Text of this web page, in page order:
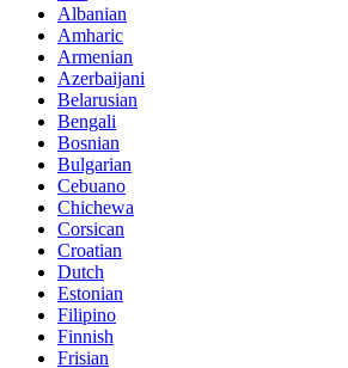
Albanian
Amharic
Armenian
Azerbaijani
Belarusian
Bengali
Bosnian
Bulgarian
Cebuano
Chichewa
Corsican
Croatian
Dutch
Estonian
Filipino
Finnish
Frisian